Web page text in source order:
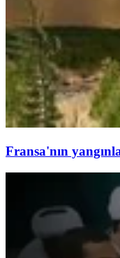
Fransa'nın